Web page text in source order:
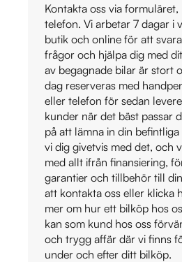
Kontakta oss via
telefon. Vi arbetar 7 dagar i
butik och online för att
frågor och hjälpa dig med
av begagnade bilar är stort
dag reserveras med
eller telefon för sedan
kunder när det bäst passar
på att lämna in din
vi dig givetvis med det, och
med allt ifrån finansiering,
garantier och tillbehör till
att kontakta oss eller klicka
mer om hur ett bilköp hos
kan som kund hos oss
och trygg affär där vi finns
under och efter ditt bilköp.